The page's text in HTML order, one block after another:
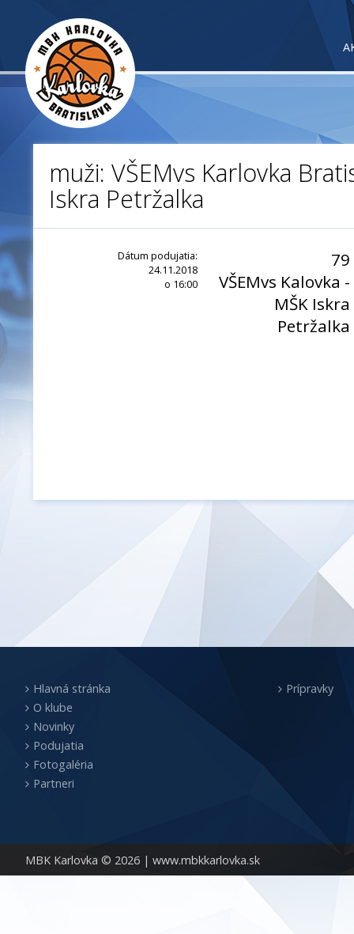
muži: VŠEMvs Karlovka
Iskra Petržalka
Dátum podujatia:
24.11.2018
o 16:00
79
VŠEMvs Kalovka -
MŠK Iskra
Petržalka
MBK Karlovka © 2026 | www.mbkkarlovka.sk
Hlavná stránka
O klube
Novinky
Podujatia
Fotogaléria
Partneri
Prípravky